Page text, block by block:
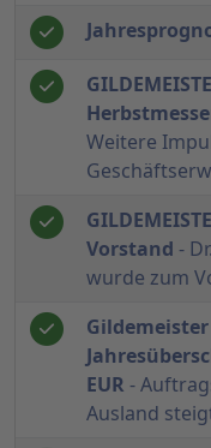
Weitere
Vorstand -
wurde zum
EUR -
Ausland